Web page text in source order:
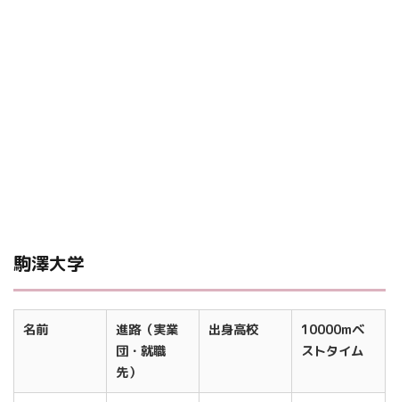
駒澤大学
名前
進路（実業
団・就職
先）
出身高校
10000mベ
ストタイム